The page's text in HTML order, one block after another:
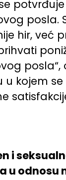
posla.
hir, već
kojem
i
u odnosu